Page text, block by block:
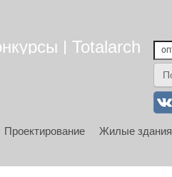
| Totalarch
Проектирование Жилые здания